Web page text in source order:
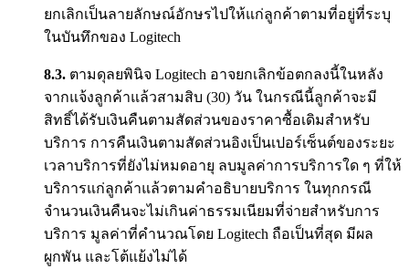
ยกเลิกเป็นลายลักษณ์อักษรไปให้แก่ลูกค้าตามที่อยู่ที่ระบุ
ในบันทึกของ Logitech
8.3. ตามดุลยพินิจ Logitech อาจยกเลิกข้อตกลงนี้ในหลัง
จากแจ้งลูกค้าแล้วสามสิบ (30) วัน ในกรณีนี้ลูกค้าจะมี
สิทธิ์ได้รับเงินคืนตามสัดส่วนของราคาซื้อเดิมสำหรับ
บริการ การคืนเงินตามสัดส่วนอิงเป็นเปอร์เซ็นต์ของระยะ
เวลาบริการที่ยังไม่หมดอายุ ลบมูลค่าการบริการใด ๆ ที่ให้
บริการแก่ลูกค้าแล้วตามคำอธิบายบริการ ในทุกกรณี
จำนวนเงินคืนจะไม่เกินค่าธรรมเนียมที่จ่ายสำหรับการ
บริการ มูลค่าที่คำนวณโดย Logitech ถือเป็นที่สุด มีผล
ผูกพัน และโต้แย้งไม่ได้